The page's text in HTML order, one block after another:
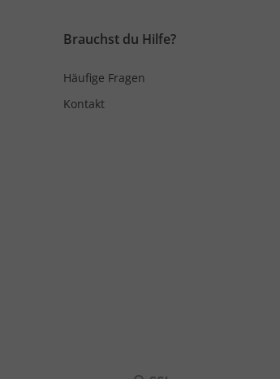
Brauchst du Hilfe?
Häufige Fragen
Kontakt